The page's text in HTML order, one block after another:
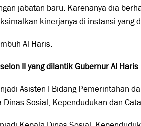
jabatan baru. Karenanya dia
kinerjanya di instansi yang
Al Haris.
II yang dilantik Gubernur Al Haris
Asisten I Bidang Pemerintahan
Sosial, Kependudukan dan